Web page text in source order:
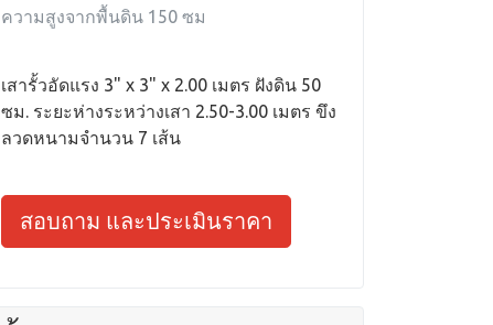
ความสูงจากพื้นดิน 150 ซม
เสารั้วอัดแรง 3" x 3" x 2.00 เมตร ฝังดิน 50
ซม. ระยะห่างระหว่างเสา 2.50-3.00 เมตร ขึง
ลวดหนามจำนวน 7 เส้น
สอบถาม และประเมินราคา